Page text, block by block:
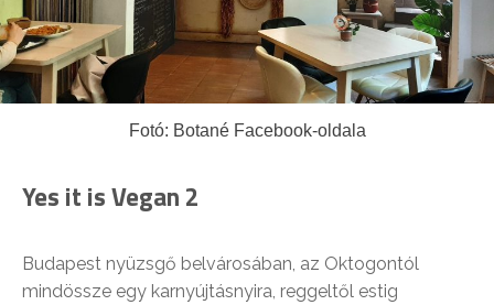
Fotó: Botané Facebook-oldala
Yes it is Vegan 2
Budapest nyüzsgő belvárosában, az Oktogontól
mindössze egy karnyújtásnyira, reggeltől estig